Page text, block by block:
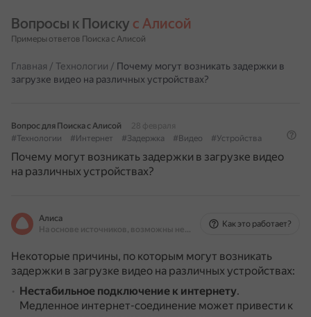
Вопросы к Поиску с Алисой
Примеры ответов Поиска с Алисой
Главная / Технологии / Почему могут возникать задержки в
загрузке видео на различных устройствах?
Вопрос для Поиска с Алисой
28 февраля
#Технологии
#Интернет #Задержка #Видео #Устройства
Почему могут возникать задержки в загрузке видео
на различных устройствах?
Алиса
На основе источников, возможны неточности
Как это работает?
Некоторые причины, по которым могут возникать
задержки в загрузке видео на различных устройствах:
Нестабильное подключение к интернету.
Медленное интернет-соединение может привести к